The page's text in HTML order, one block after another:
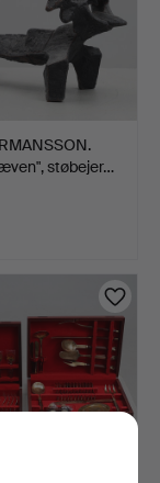
støbejer…